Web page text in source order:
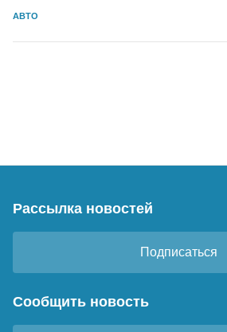
АВТО
Рассылка новостей
Подписаться
Сообщить новость